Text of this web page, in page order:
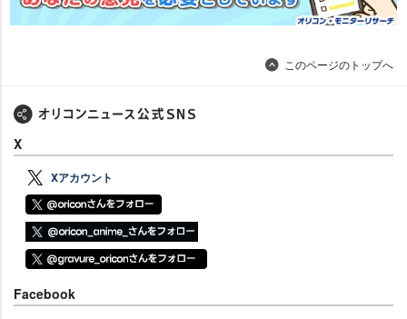
このページのトップへ
X
Xアカウント
Facebook